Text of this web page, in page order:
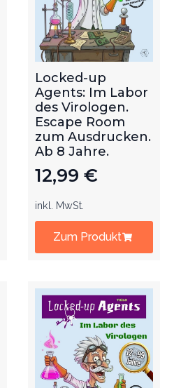
Locked-up
Agents: Im Labor
des Virologen.
Escape Room
zum Ausdrucken.
Ab 8 Jahre.
12,99 €
inkl. MwSt.
Zum Produkt